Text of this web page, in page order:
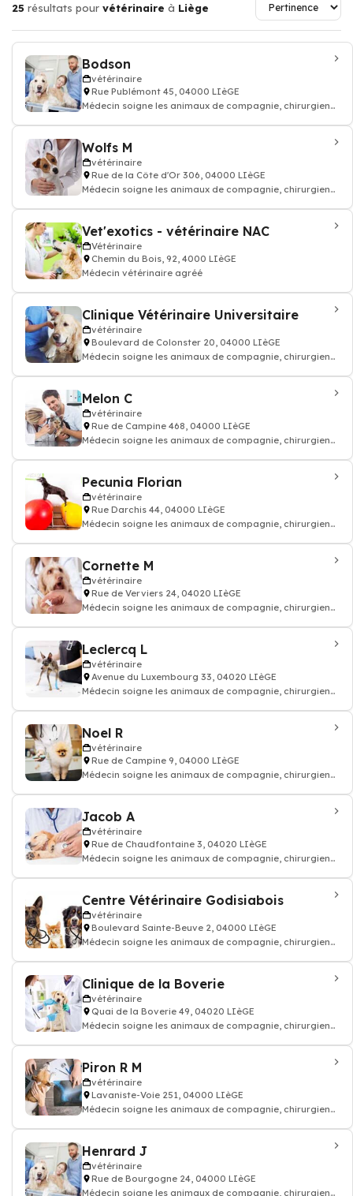
25 résultats pour vétérinaire à Liège
Bodson
vétérinaire
Rue Publémont 45, 04000 LIèGE
Médecin soigne les animaux de compagnie, chirurgien
Wolfs M
vétérinaire
Rue de la Côte d'Or 306, 04000 LIèGE
Médecin soigne les animaux de compagnie, chirurgien
Vet'exotics - vétérinaire NAC
Vétérinaire
Chemin du Bois, 92, 4000 LIèGE
Médecin vétérinaire agréé
Clinique Vétérinaire Universitaire
vétérinaire
Boulevard de Colonster 20, 04000 LIèGE
Médecin soigne les animaux de compagnie, chirurgien
Melon C
vétérinaire
Rue de Campine 468, 04000 LIèGE
Médecin soigne les animaux de compagnie, chirurgien
Pecunia Florian
vétérinaire
Rue Darchis 44, 04000 LIèGE
Médecin soigne les animaux de compagnie, chirurgien
Cornette M
vétérinaire
Rue de Verviers 24, 04020 LIèGE
Médecin soigne les animaux de compagnie, chirurgien
Leclercq L
vétérinaire
Avenue du Luxembourg 33, 04020 LIèGE
Médecin soigne les animaux de compagnie, chirurgien
Noel R
vétérinaire
Rue de Campine 9, 04000 LIèGE
Médecin soigne les animaux de compagnie, chirurgien
Jacob A
vétérinaire
Rue de Chaudfontaine 3, 04020 LIèGE
Médecin soigne les animaux de compagnie, chirurgien
Centre Vétérinaire Godisiabois
vétérinaire
Boulevard Sainte-Beuve 2, 04000 LIèGE
Médecin soigne les animaux de compagnie, chirurgien
Clinique de la Boverie
vétérinaire
Quai de la Boverie 49, 04020 LIèGE
Médecin soigne les animaux de compagnie, chirurgien
Piron R M
vétérinaire
Lavaniste-Voie 251, 04000 LIèGE
Médecin soigne les animaux de compagnie, chirurgien
Henrard J
vétérinaire
Rue de Bourgogne 24, 04000 LIèGE
Médecin soigne les animaux de compagnie, chirurgien